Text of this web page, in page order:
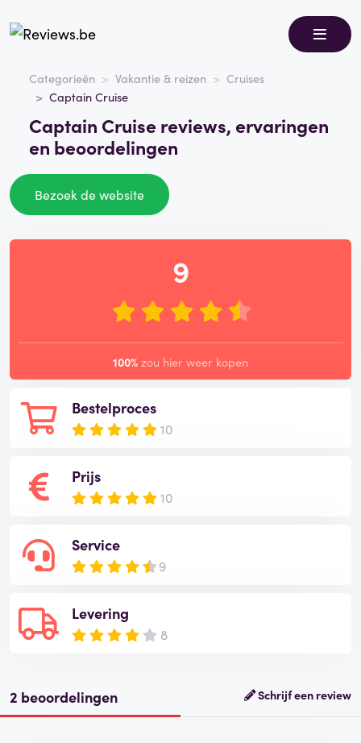
Categorieën Vakantie & reizen
Cruises
Captain Cruise
Captain Cruise reviews, ervaringen
en beoordelingen
Bezoek de website
Bestelproces
10
Prijs
10
Service
9
Levering
8
9
100% zou hier weer kopen
2 beoordelingen Schrijf een review